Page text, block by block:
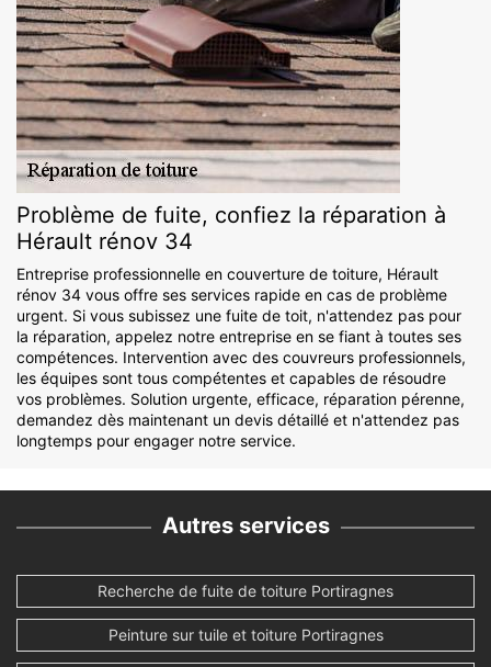
Problème de fuite, confiez la réparation à
Hérault rénov 34
Entreprise professionnelle en couverture de toiture, Hérault
rénov 34 vous offre ses services rapide en cas de problème
urgent. Si vous subissez une fuite de toit, n'attendez pas pour
la réparation, appelez notre entreprise en se fiant à toutes ses
compétences. Intervention avec des couvreurs professionnels,
les équipes sont tous compétentes et capables de résoudre
vos problèmes. Solution urgente, efficace, réparation pérenne,
demandez dès maintenant un devis détaillé et n'attendez pas
longtemps pour engager notre service.
Autres services
Recherche de fuite de toiture Portiragnes
Peinture sur tuile et toiture Portiragnes